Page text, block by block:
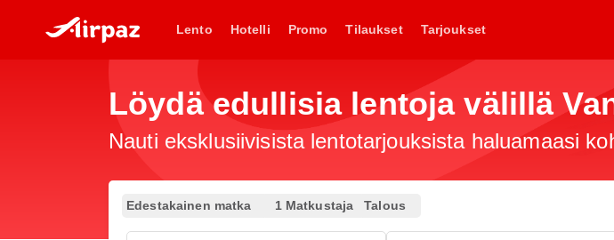
Lento Hotelli Promo Tilaukset Tarjoukset
Löydä edullisia lentoja välillä
Nauti eksklusiivisista lentotarjouksista haluamaasi
Edestakainen matka 1 Matkustaja Talous